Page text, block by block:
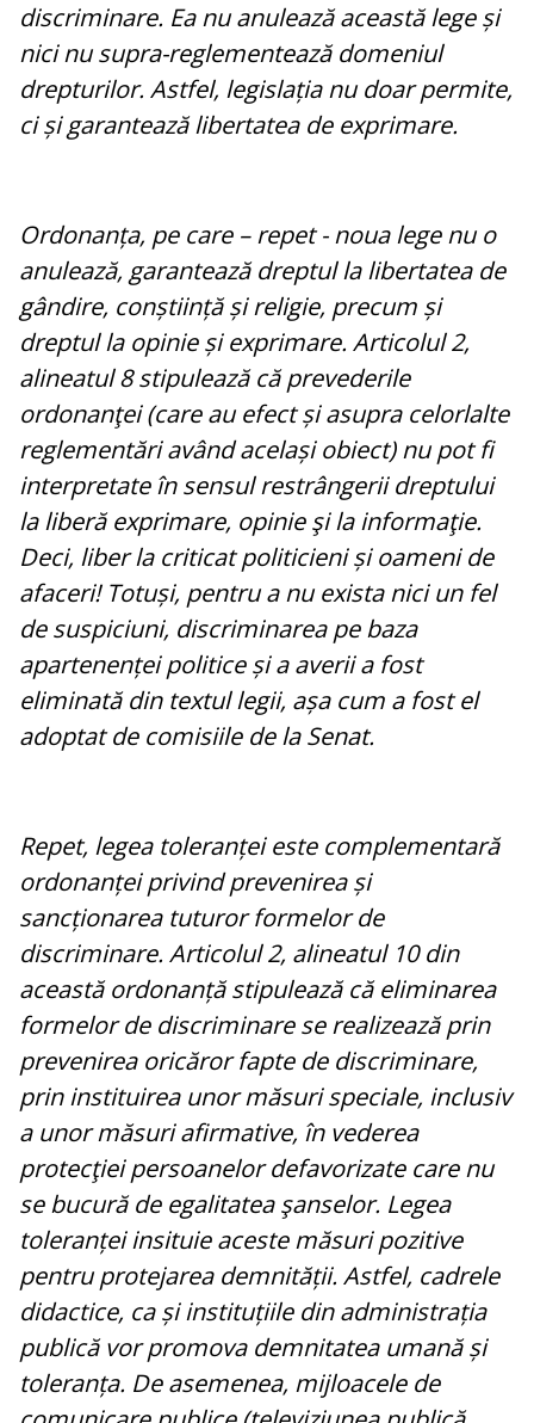
discriminare. Ea nu anulează această lege și
nici nu supra-reglementează domeniul
drepturilor. Astfel, legislația nu doar permite,
ci și garantează libertatea de exprimare.
Ordonanța, pe care – repet - noua lege nu o
anulează, garantează dreptul la libertatea de
gândire, conștiință și religie, precum și
dreptul la opinie și exprimare. Articolul 2,
alineatul 8 stipulează că prevederile
ordonanţei (care au efect și asupra celorlalte
reglementări având același obiect) nu pot fi
interpretate în sensul restrângerii dreptului
la liberă exprimare, opinie şi la informaţie.
Deci, liber la criticat politicieni și oameni de
afaceri! Totuși, pentru a nu exista nici un fel
de suspiciuni, discriminarea pe baza
apartenenței politice și a averii a fost
eliminată din textul legii, așa cum a fost el
adoptat de comisiile de la Senat.
Repet, legea toleranței este complementară
ordonanței privind prevenirea și
sancționarea tuturor formelor de
discriminare. Articolul 2, alineatul 10 din
această ordonanță stipulează că eliminarea
formelor de discriminare se realizează prin
prevenirea oricăror fapte de discriminare,
prin instituirea unor măsuri speciale, inclusiv
a unor măsuri afirmative, în vederea
protecţiei persoanelor defavorizate care nu
se bucură de egalitatea şanselor. Legea
toleranței insituie aceste măsuri pozitive
pentru protejarea demnității. Astfel, cadrele
didactice, ca și instituțiile din administrația
publică vor promova demnitatea umană și
toleranța. De asemenea, mijloacele de